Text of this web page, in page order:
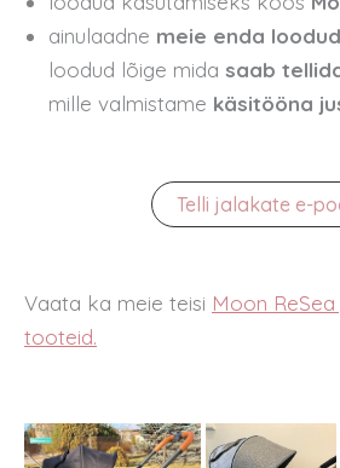
ainulaadne meie enda
loodud lõige mida saab
mille valmistame käsitööna
Telli jalakate e-
Vaata ka meie teisi Moon
tooteid.